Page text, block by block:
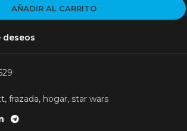
AÑADIR AL CARRITO
deseos
, frazada, hogar, star wars